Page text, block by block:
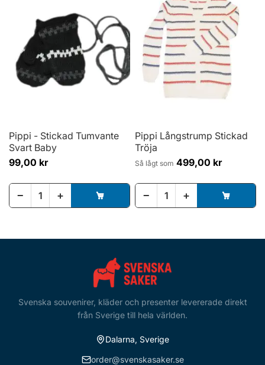
Pippi - Stickad Tumvante
Svart Baby
99,00 kr
− +
Pippi Långstrump Stickad
Tröja
Så lågt som 499,00 kr
− +
Svenska souvenirer, kläder och presenter levererade direkt
från Sverige till hela världen.
Dalarna, Sverige
order@svenskasaker.se